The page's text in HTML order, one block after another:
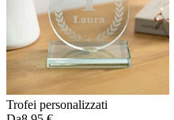
Trofei personalizzati